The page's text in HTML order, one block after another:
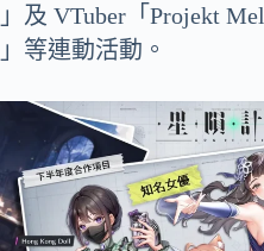
」及 VTuber「Projekt
」等連動活動。